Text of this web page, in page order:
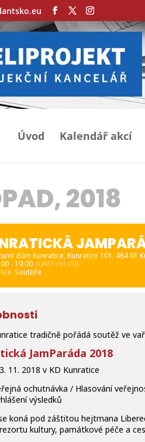
Úvod Kalendář akcí
2018
dům Kunratice, Kunratice 101, 464 01
- 19.00 (GMT+01:00)
Soutěže
tradičně pořádá soutěž ve
JamParáda 2018
11. 2018 v KD Kunratice
ochutnávka / Hlasování
výsledků
koná pod záštitou hejtmana
kultury, památkové péče a